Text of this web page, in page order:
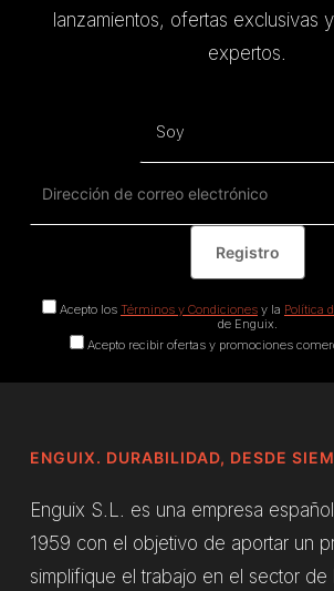
lanzamientos, ofertas exclusivas
expertos.
Acepto los Términos y Condicionesy la Política
de Enguix.
Acepto recibir ofertas y promociones
ENGUIX. DURABILIDAD, DESDE
Enguix S.L. es una empresa
1959 con el objetivo de aportar un
simplifique el trabajo en el sector de